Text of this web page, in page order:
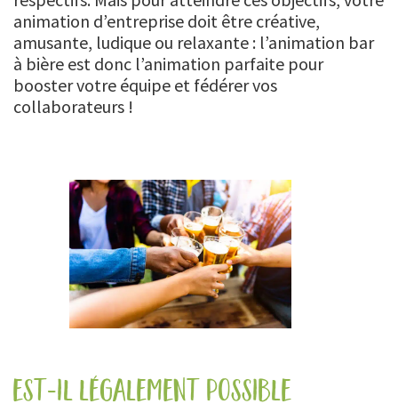
animation d’entreprise doit être créative,
amusante, ludique ou relaxante : l’animation bar
à bière est donc l’animation parfaite pour
booster votre équipe et fédérer vos
collaborateurs !
est-il légalement possible